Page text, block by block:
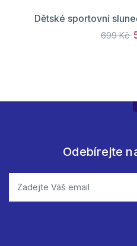
Dětské sportovní
699 Kč
Odebírejte